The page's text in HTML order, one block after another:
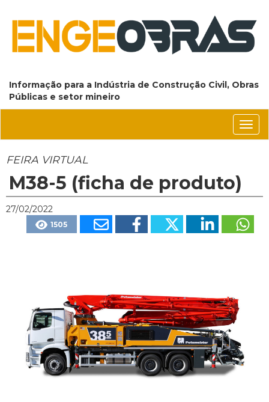
Informação para a Indústria de Construção Civil, Obras
Públicas e setor mineiro
FEIRA VIRTUAL
M38-5 (ficha de produto)
27/02/2022
1505